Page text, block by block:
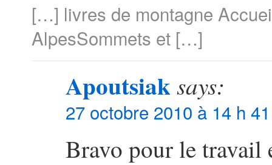
[…] livres de montagne
AlpesSommets et […]
Apoutsiaksays:
27 octobre 2010 à 14 h
Bravo pour le travail